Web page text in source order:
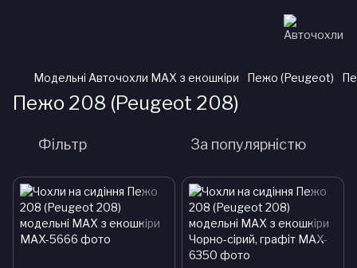
Модельні Авточохли MAX з екошкіри Пежо (Peugeot)
Пежо 208 (Peugeot 208)
Фільтр За популярністю